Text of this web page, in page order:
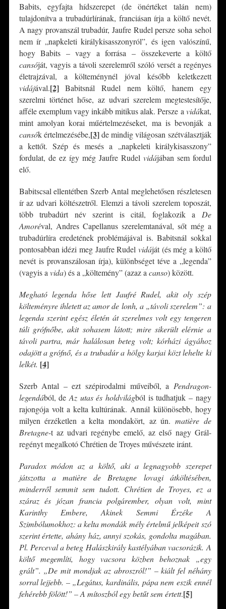
Babits, egyfajta hídszerepet (de önértéket talán nem)
tulajdonítva a trubadúrlírának, franciásan írja a költő nevét.
A nagy provanszál trubadúr, Jaufre Rudel persze soha sehol
nem ír „napkeleti királykisasszonyról”, és igen valószínű,
hogy Babits – vagy a forrása – összekeverte a költő
cansóját, vagyis a távoli szerelemről szóló versét a regényes
életrajzával, a költeménynél jóval később keletkezett
vidájával.[2]Babitsnál Rudel nem költő, hanem egy
szerelmi történet hőse, az udvari szerelem megtestesítője,
afféle exemplum vagy inkább mitikus alak. Persze a vidákat,
mint amolyan korai műértelmezéseket, ma is bevonják a
cansók értelmezésébe,[3]de mindig világosan szétválasztják
a kettőt. Szép és mesés a „napkeleti királykisasszony”
fordulat, de ez így még Jaufre Rudel vidájában sem fordul
elő.
Babitscsal ellentétben Szerb Antal meglehetősen részletesen
ír az udvari költészetről. Elemzi a távoli szerelem toposzát,
több trubadúrt név szerint is citál, foglakozik a De
Amoréval, Andres Capellanus szerelemtanával, sőt még a
trubadúrlíra eredetének problémájával is. Babitsnál sokkal
pontosabban idézi meg Jaufre Rudel vidáját (és még a költő
nevét is provanszálosan írja), különbséget téve a „legenda”
(vagyis a vida) és a „költemény” (azaz a canso) között.
Megható legenda hőse lett Jaufré Rudel, akit oly szép
költeményre ihletett az amor de lonh, a „távoli szerelem”: a
legenda szerint egész életén át szerelmes volt egy tengeren
túli grófnőbe, akit sohasem látott; mire sikerült elérnie a
távoli partra, már halálosan beteg volt; kórházi ágyához
odajött a grófnő, és a trubadúr a hölgy karjai közt lehelte ki
lelkét. [4]
Szerb Antal – ezt szépirodalmi műveiből, a Pendragon-
legendából, de Az utas és holdvilágból is tudhatjuk – nagy
rajongója volt a kelta kultúrának. Annál különösebb, hogy
milyen érzéketlen a kelta mondakört, az ún.matière de
Bretagne-t az udvari regénybe emelő, az első nagy Grál-
regényt megalkotó Chrétien de Troyes művészete iránt.
Paradox módon az a költő, aki a legnagyobb szerepet
játszotta a matière de Bretagne lovagi átköltésében,
minderről semmit sem tudott. Chrétien de Troyes, ez a
száraz és józan francia polgárember, olyan volt, mint
Karinthy Embere, Akinek Semmi Érzéke A
Szimbólumokhoz: a kelta mondák mély értelmű jelképeit szó
szerint értette, ahány ház, annyi szokás, gondolta magában.
Pl. Perceval a beteg Halászkirály kastélyában vacsorázik. A
költő megemlíti, hogy vacsora közben behoznak „egy
grált”. „De mit mondjak az abroszról!” – kiált fel néhány
sorral lejjebb. – „Legátus, kardinális, pápa nem eszik ennél
fehérebb fölött!” – A mítoszból egy betűt sem értett.[5]